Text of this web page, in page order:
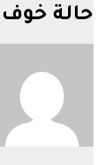
حالة خوف